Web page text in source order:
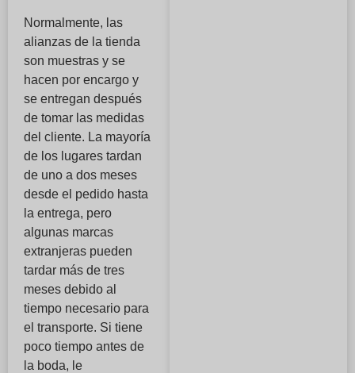
Normalmente, las
alianzas de la tienda
son muestras y se
hacen por encargo y
se entregan después
de tomar las medidas
del cliente. La mayoría
de los lugares tardan
de uno a dos meses
desde el pedido hasta
la entrega, pero
algunas marcas
extranjeras pueden
tardar más de tres
meses debido al
tiempo necesario para
el transporte. Si tiene
poco tiempo antes de
la boda, le